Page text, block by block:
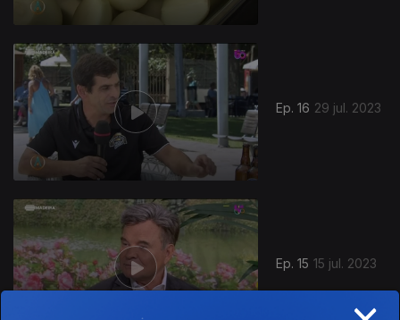
Ep. 16 29 jul. 2023
Ep. 15 15 jul. 2023